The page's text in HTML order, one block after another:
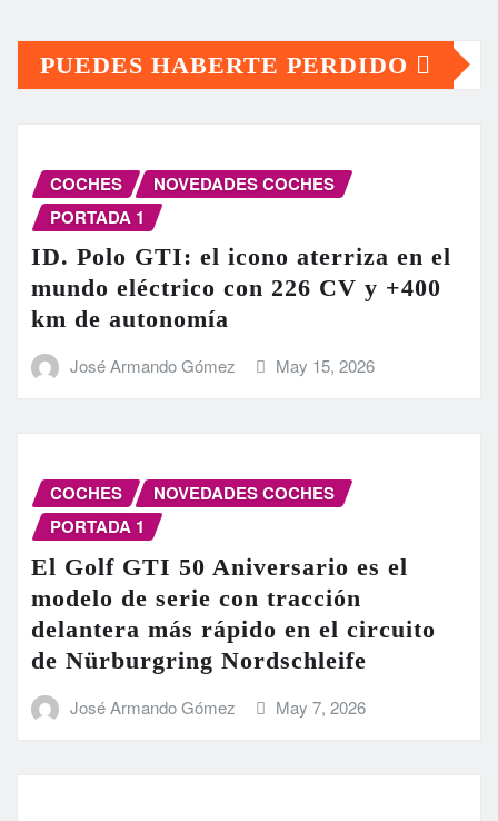
PUEDES HABERTE PERDIDO
COCHES
NOVEDADES COCHES
PORTADA 1
ID. Polo GTI: el icono aterriza en el
mundo eléctrico con 226 CV y +400
km de autonomía
José Armando Gómez May 15, 2026
COCHES
NOVEDADES COCHES
PORTADA 1
El Golf GTI 50 Aniversario es el
modelo de serie con tracción
delantera más rápido en el circuito
de Nürburgring Nordschleife
José Armando Gómez May 7, 2026